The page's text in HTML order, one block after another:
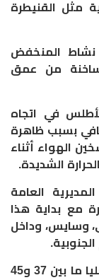
مثل القنيطرة
نشاط المنخفض
ساخنة من عمق
في اتجاه
بسبب ظاهرة
الهواء أثناء
الشديدة.
العامة
مع بداية هذا
وسايس، وداخل
ومن المرتقب أن تتراوح درجات الحرارة العليا ما بين 37 و45